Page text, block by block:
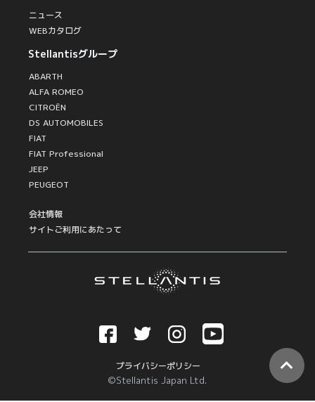
ニュース
WEBカタログ
Stellantisグループ
ABARTH
ALFA ROMEO
CITROËN
DS AUTOMOBILES
FIAT
FIAT Professional
JEEP
PEUGEOT
会社情報
サイトご利用にあたって
©Stellantis Japan Ltd.
プライバシーポリシー